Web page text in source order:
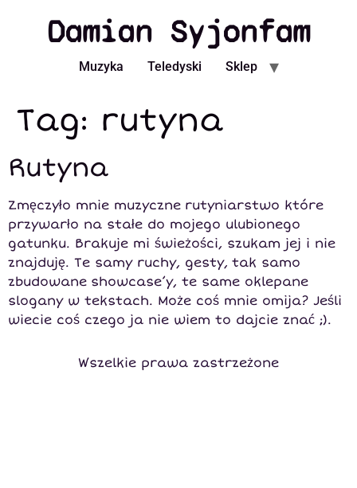
Damian Syjonfam
Muzyka Teledyski Sklep
Tag: rutyna
Rutyna
Zmęczyło mnie muzyczne rutyniarstwo które
przywarło na stałe do mojego ulubionego
gatunku. Brakuje mi świeżości, szukam jej i nie
znajduję. Te samy ruchy, gesty, tak samo
zbudowane showcase’y, te same oklepane
slogany w tekstach. Może coś mnie omija? Jeśli
wiecie coś czego ja nie wiem to dajcie znać ;).
Wszelkie prawa zastrzeżone